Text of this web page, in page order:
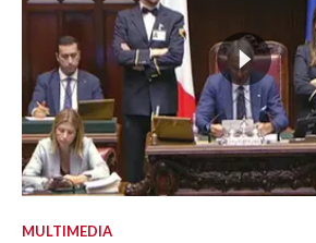
MULTIMEDIA